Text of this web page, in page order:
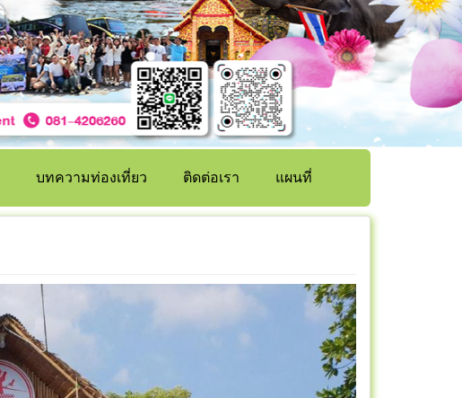
บทความท่องเที่ยว ติดต่อเรา แผนที่